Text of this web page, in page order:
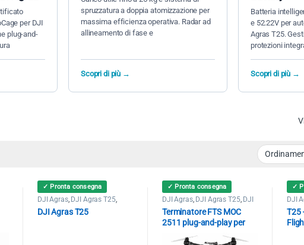
per DJI
plug-and-
spruzzatura a doppia atomizzazione per
massima efficienza operativa. Radar ad
allineamento di fase e
Scopri di più →
Batteria
e 52.22V per
Agras T25.
protezioni
Scopri di più →
✓ Pronta consegna
DJI Agras, DJI Agras T25,
Droni, Droni Professionali
DJI Agras T25
✓ Pronta consegna
DJI Agras, DJI Agras T25, DJI
Agras T50
FTS - Terminatori &
Paracaduti
Terminatore FTS MOC
2511 plug-and-play per
✓
DJI
Droni
T25